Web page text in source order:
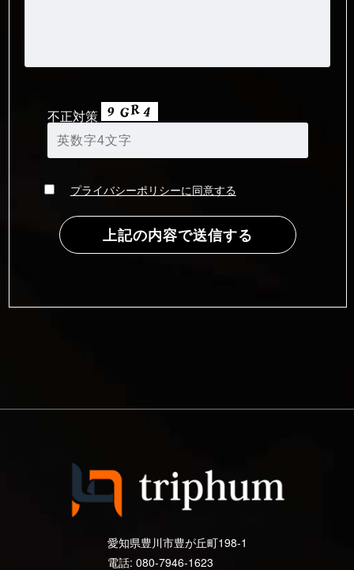
不正対策
プライバシーポリシーに同意する
愛知県豊川市豊が丘町198-1
電話: 080-7946-1623